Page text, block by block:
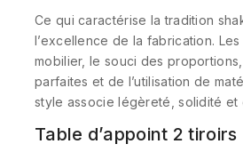
Ce qui caractérise la tradition
l’excellence de la fabrication.
mobilier, le souci des
parfaites et de l’utilisation de
style associe légèreté, solidité et
Table d’appoint 2 tiroirs